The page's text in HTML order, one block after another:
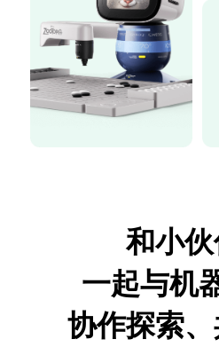
和小
一起与机
协作探索